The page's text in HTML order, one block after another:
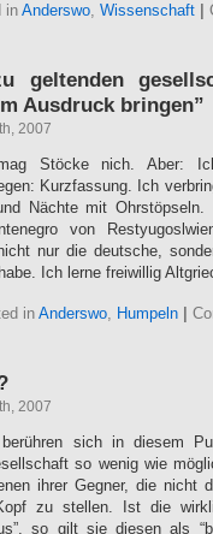
inAnderswo, Wissenschaft
geltenden
Ausdruck bringen”
2007
Stöcke nich. Aber:
Kurzfassung. Ich
Nächte mit Ohrstöpseln.
von
nur die deutsche,
Ich lerne freiwillig
inAnderswo, Humpeln
2007
berühren sich in diesem
so wenig wie
ihrer Gegner, die nicht
zu stellen. Ist die
so gilt sie diesen als